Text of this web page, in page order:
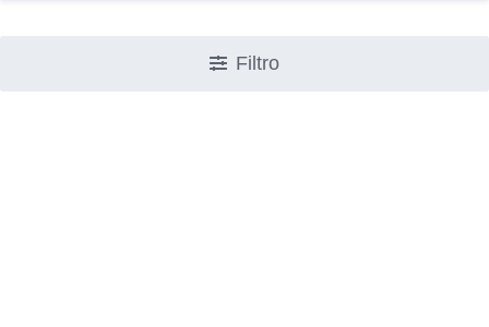
Filtro